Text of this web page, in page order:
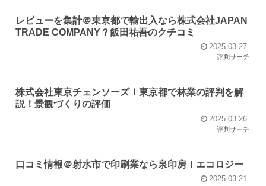
レビューを集計＠東京都で輸出入なら株式会社JAPAN
TRADE COMPANY？飯田祐吾のクチコミ
2025.03.27
評判サーチ
株式会社東京チェンソーズ！東京都で林業の評判を解
説！景観づくりの評価
2025.03.26
評判サーチ
口コミ情報＠射水市で印刷業なら泉印房！エコロジー
2025.03.21